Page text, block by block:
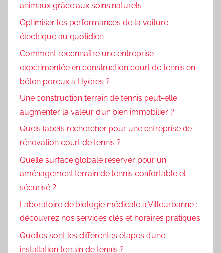
animaux grâce aux soins naturels
Optimiser les performances de la voiture
électrique au quotidien
Comment reconnaître une entreprise
expérimentée en construction court de tennis en
béton poreux à Hyères ?
Une construction terrain de tennis peut-elle
augmenter la valeur d’un bien immobilier ?
Quels labels rechercher pour une entreprise de
rénovation court de tennis ?
Quelle surface globale réserver pour un
aménagement terrain de tennis confortable et
sécurisé ?
Laboratoire de biologie médicale à Villeurbanne :
découvrez nos services clés et horaires pratiques
Quelles sont les différentes étapes d’une
installation terrain de tennis ?